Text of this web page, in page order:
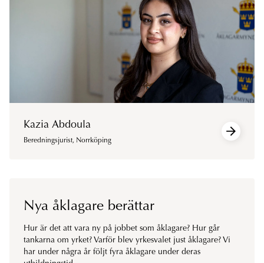
Kazia Abdoula
Beredningsjurist, Norrköping
Nya åklagare berättar
Hur är det att vara ny på jobbet som åklagare? Hur går
tankarna om yrket? Varför blev yrkesvalet just åklagare? Vi
har under några år följt fyra åklagare under deras